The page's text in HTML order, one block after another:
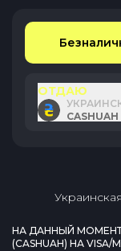
ОТДАЮ
CASHUAH
НА ДАННЫЙ
(CASHUAH) НА VISA/